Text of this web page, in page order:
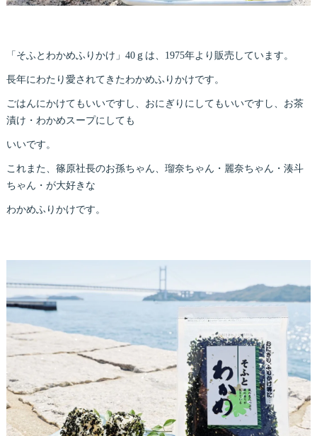
「そふとわかめふりかけ」40ｇは、1975年より販売しています。
長年にわたり愛されてきたわかめふりかけです。
ごはんにかけてもいいですし、おにぎりにしてもいいですし、お茶
漬け・わかめスープにしても
いいです。
これまた、篠原社長のお孫ちゃん、瑠奈ちゃん・麗奈ちゃん・湊斗
ちゃん・が大好きな
わかめふりかけです。